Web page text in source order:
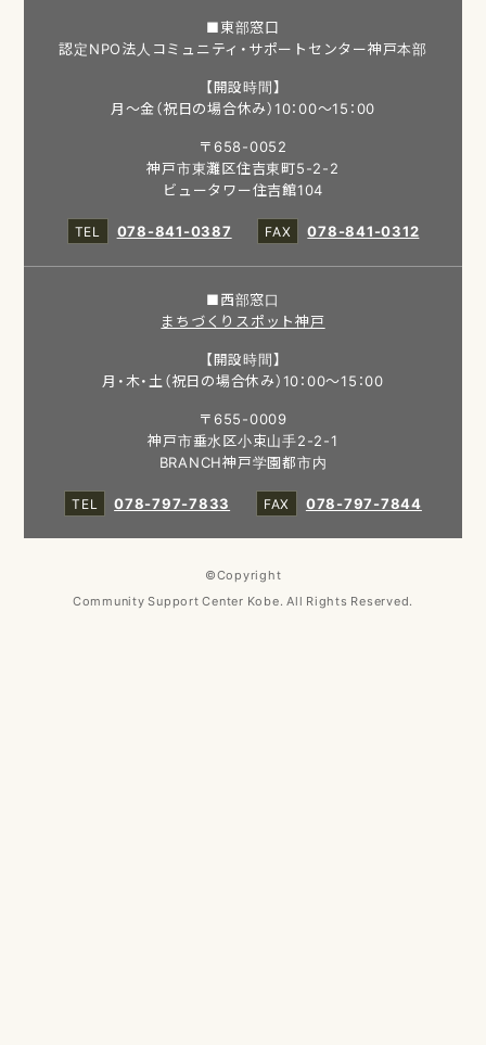
■東部窓口
認定NPO法人コミュニティ・サポートセンター神戸本部
【開設時間】
月～金（祝日の場合休み）10：00～15：00
〒658-0052
神戸市東灘区住吉東町5-2-2
ビュータワー住吉館104
078-841-0387
078-841-0312
■西部窓口
まちづくりスポット神戸
【開設時間】
月・木・土（祝日の場合休み）10：00～15：00
〒655-0009
神戸市垂水区小束山手2-2-1
BRANCH神戸学園都市内
078-797-7833
078-797-7844
©Copyright
Community Support Center Kobe. All Rights Reserved.